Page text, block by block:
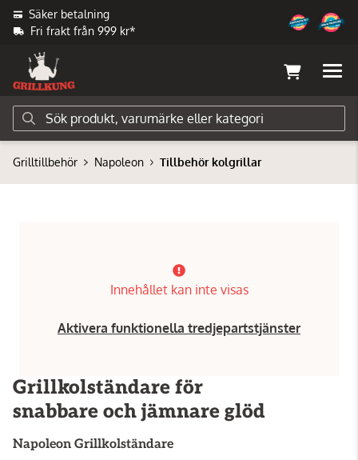
Säker betalning
Fri frakt från 999 kr*
Grilltillbehör Napoleon Tillbehör kolgrillar
Innehållet kan inte visas
Aktivera funktionella tredjepartstjänster
Grillkolständare för
snabbare och jämnare glöd
Napoleon Grillkolständare